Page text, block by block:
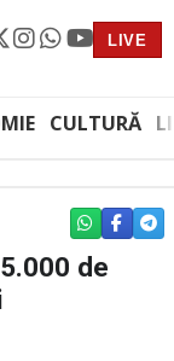
LIVE
CULTURĂ
WHATSAPP
de